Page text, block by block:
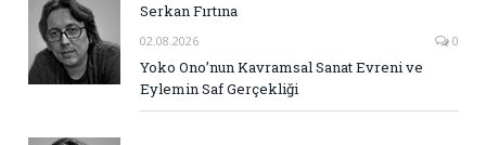
Serkan Fırtına
02.08.2026 0
Yoko Ono’nun Kavramsal Sanat Evreni ve
Eylemin Saf Gerçekliği